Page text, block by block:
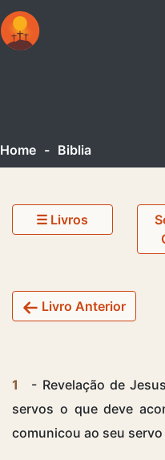
Home - Biblia
☰ Livros
Livro Anterior
1
- Revelação de
servos o que deve
comunicou ao seu